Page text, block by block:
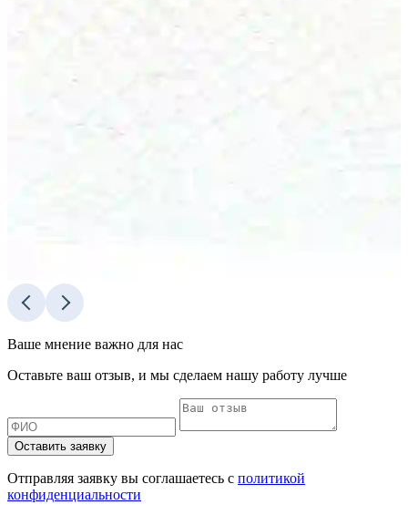
Ваше мнение важно для нас
Оставьте ваш отзыв, и мы сделаем нашу работу лучше
Оставить заявку
Отправляя заявку вы соглашаетесь с политикой
конфиденциальности